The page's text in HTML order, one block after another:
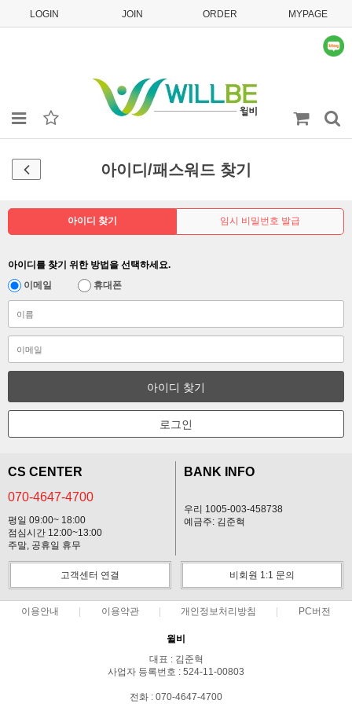
LOGIN JOIN ORDER MYPAGE
아이디/패스워드 찾기
아이디 찾기 임시 비밀번호 발급
아이디를 찾기 위한 방법을 선택하세요.
이메일
휴대폰
아이디 찾기
로그인
CS CENTER
070-4647-4700
평일 09:00~ 18:00
점심시간 12:00~13:00
주말, 공휴일 휴무
BANK INFO
우리 1005-003-458738
예금주: 김준혁
고객센터 연결 비회원 1:1 문의
이용안내 이용약관 개인정보처리방침 PC버전
윌비
대표 : 김준혁
사업자 등록번호 : 524-11-00803
전화 : 070-4647-4700